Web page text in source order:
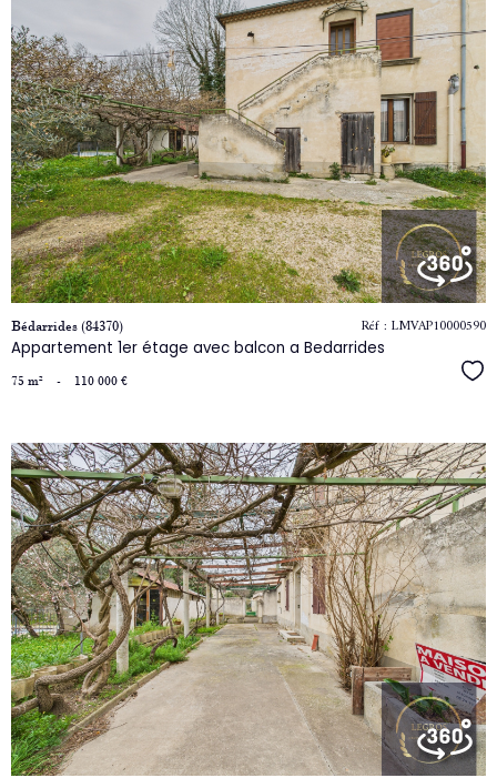
voir
le
bien
Bédarrides (84370)
Appartement 1er étage avec balcon a Bedarrides
Réf : LMVAP10000590
75 m² - 110 000 €
voir
le
bien